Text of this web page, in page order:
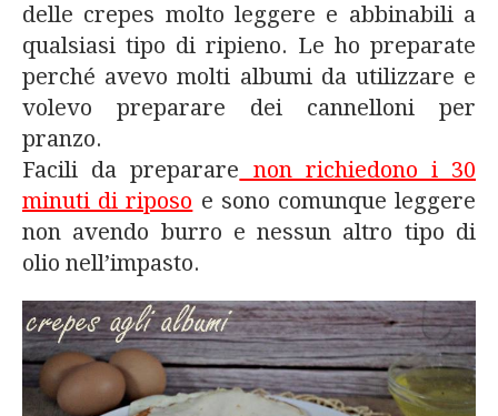
delle crepes molto leggere e abbinabili a
qualsiasi tipo di ripieno. Le ho preparate
perché avevo molti albumi da utilizzare e
volevo preparare dei cannelloni per
pranzo.
Facili da preparare non richiedono i 30
minuti di riposo e sono comunque leggere
non avendo burro e nessun altro tipo di
olio nell’impasto.